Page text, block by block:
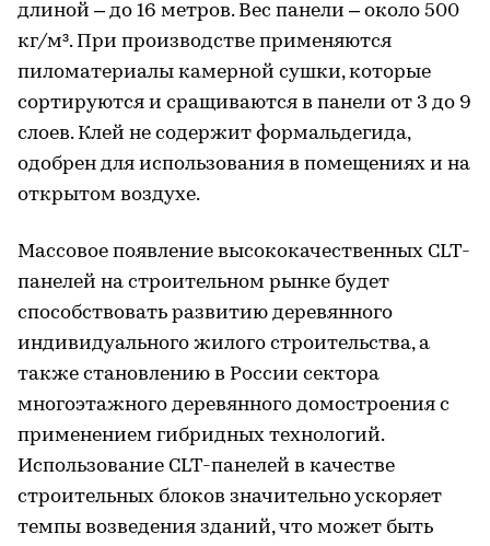
длиной – до 16 метров. Вес панели – около 500
кг/м³. При производстве применяются
пиломатериалы камерной сушки, которые
сортируются и сращиваются в панели от 3 до 9
слоев. Клей не содержит формальдегида,
одобрен для использования в помещениях и на
открытом воздухе.
Массовое появление высококачественных CLT-
панелей на строительном рынке будет
способствовать развитию деревянного
индивидуального жилого строительства, а
также становлению в России сектора
многоэтажного деревянного домостроения с
применением гибридных технологий.
Использование CLT-панелей в качестве
строительных блоков значительно ускоряет
темпы возведения зданий, что может быть